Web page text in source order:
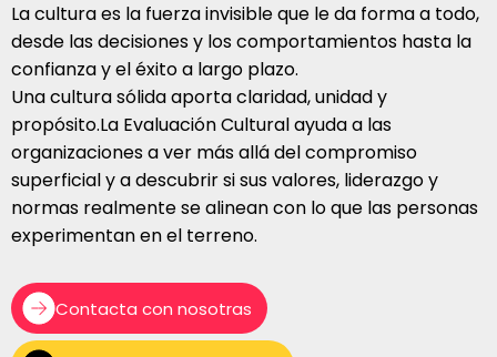
La cultura es la fuerza invisible que le da forma a todo,
desde las decisiones y los comportamientos hasta la
confianza y el éxito a largo plazo.
Una cultura sólida aporta claridad, unidad y
propósito.La Evaluación Cultural ayuda a las
organizaciones a ver más allá del compromiso
superficial y a descubrir si sus valores, liderazgo y
normas realmente se alinean con lo que las personas
experimentan en el terreno.
Contacta con nosotras